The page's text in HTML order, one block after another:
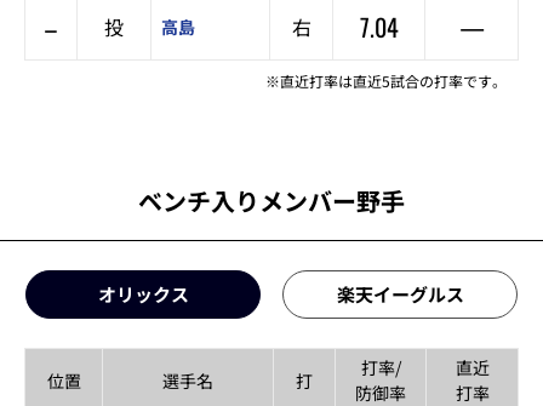
–
投 高島 右 7.04 —
※直近打率は直近5試合の打率です。
ベンチ入りメンバー野手
オリックス 楽天イーグルス
位置 選手名 打
打率/
防御率
直近
打率